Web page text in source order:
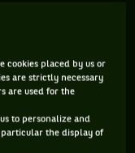
Federer et
Fast4 », une
en 4 jeux
de
manches.
vraie
cookies placed by us or
are strictly necessary
are used for the
to personalize and
the display of